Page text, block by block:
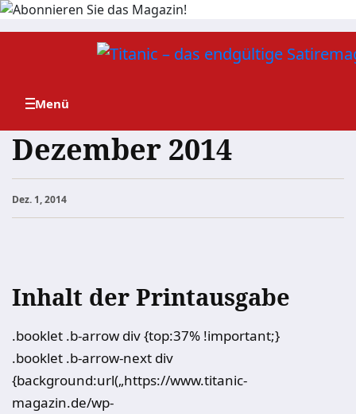
Zum
Dezember 2014
Dez. 1, 2014
Inhalt der Printausgabe
.booklet .b-arrow div {top:37% !important;}
.booklet .b-arrow-next div
{background:url(„https://www.titanic-
magazin.de/wp-